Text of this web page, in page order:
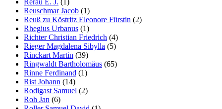
Rerau E. J. (1)
Reuschmar Jacob (1)
Reuß zu Köstritz Eleonore Fürstin (2)
Rhegius Urbanus (1)
Richter Christian Friedrich (4)
Rieger Magdalena Sibylla (5)
Rinckart Martin (39)
Ringwaldt Bartholomäus (65)
Rinne Ferdinand (1)
Rist Johann (14)
Rodigast Samuel (2)
Roh Jan (6)